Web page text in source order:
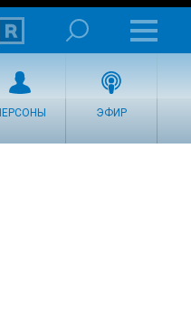
ЭФИР